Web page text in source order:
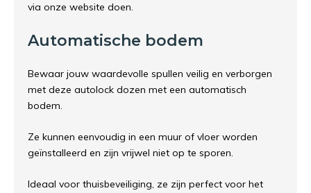
via onze website doen.
Automatische bodem
Bewaar jouw waardevolle spullen veilig en verborgen
met deze autolock dozen met een automatisch
bodem.
Ze kunnen eenvoudig in een muur of vloer worden
geïnstalleerd en zijn vrijwel niet op te sporen.
Ideaal voor thuisbeveiliging, ze zijn perfect voor het